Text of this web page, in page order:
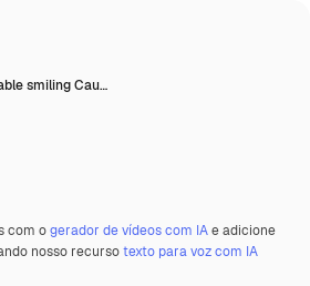
smiling Cau…
com ogerador de vídeos com IAe adicione
nosso recursotexto para voz com IA